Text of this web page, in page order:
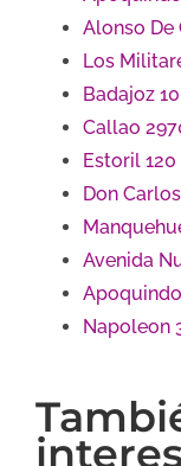
Alonso De
Los
Badajoz
Callao
Estoril
Don
Avenida
Napoleon